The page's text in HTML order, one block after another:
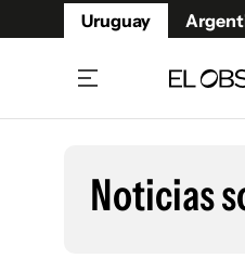
Uruguay
Beneficios
Noticias